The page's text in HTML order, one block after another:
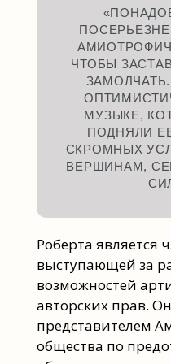
ЧТОБЫ
МУЗЫКЕ,
ПОДНЯЛИ
СКРОМНЫХ
ВЕРШИНАМ,
Роберта является
выступающей за
возможностей
авторских прав.
представителем
общества по